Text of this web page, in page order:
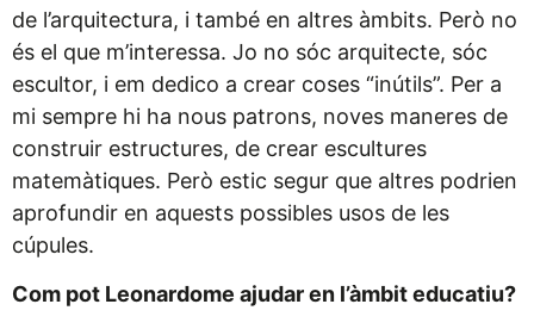
de l’arquitectura, i també en altres àmbits. Però no
és el que m’interessa. Jo no sóc arquitecte, sóc
escultor, i em dedico a crear coses “inútils”. Per a
mi sempre hi ha nous patrons, noves maneres de
construir estructures, de crear escultures
matemàtiques. Però estic segur que altres podrien
aprofundir en aquests possibles usos de les
cúpules.
Com pot Leonardome ajudar en l’àmbit educatiu?